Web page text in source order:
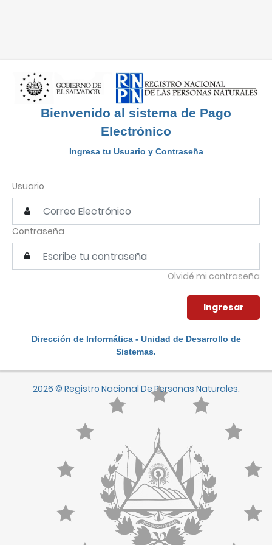
Bienvenido al sistema de Pago
Electrónico
Ingresa tu Usuario y Contraseña
Usuario
Contraseña
Olvidé mi contraseña
Dirección de Informática - Unidad de Desarrollo de
Sistemas.
2026 © Registro Nacional De Personas Naturales.